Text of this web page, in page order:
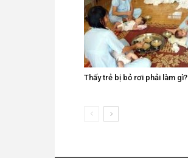
Thấy trẻ bị bỏ rơi phải làm gì?